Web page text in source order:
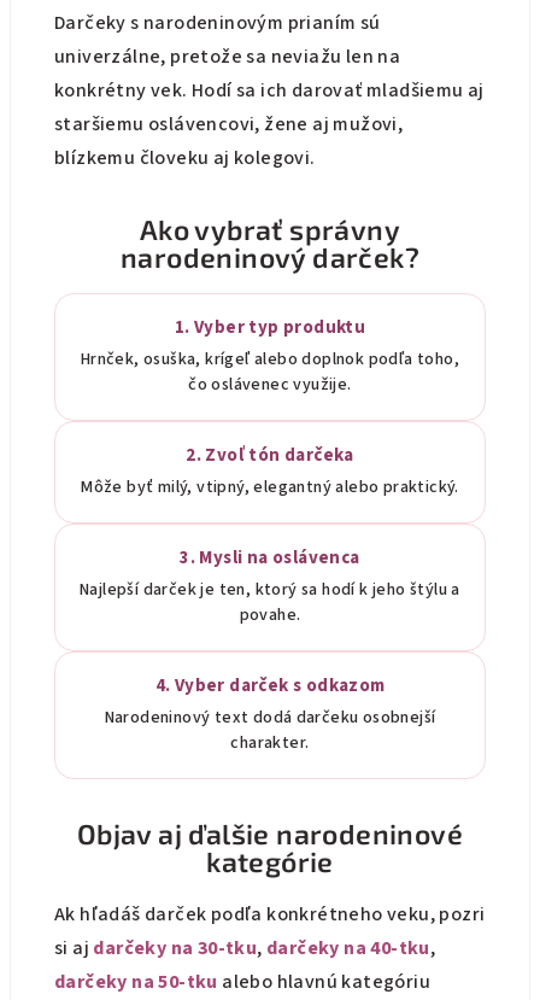
Darčeky s narodeninovým prianím sú
univerzálne, pretože sa neviažu len na
konkrétny vek. Hodí sa ich darovať mladšiemu aj
staršiemu oslávencovi, žene aj mužovi,
blízkemu človeku aj kolegovi.
Ako vybrať správny
narodeninový darček?
1. Vyber typ produktu
Hrnček, osuška, krígeľ alebo doplnok podľa toho,
čo oslávenec využije.
2. Zvoľ tón darčeka
Môže byť milý, vtipný, elegantný alebo praktický.
3. Mysli na oslávenca
Najlepší darček je ten, ktorý sa hodí k jeho štýlu a
povahe.
4. Vyber darček s odkazom
Narodeninový text dodá darčeku osobnejší
charakter.
Objav aj ďalšie narodeninové
kategórie
Ak hľadáš darček podľa konkrétneho veku, pozri
si aj darčeky na 30-tku, darčeky na 40-tku,
darčeky na 50-tku alebo hlavnú kategóriu